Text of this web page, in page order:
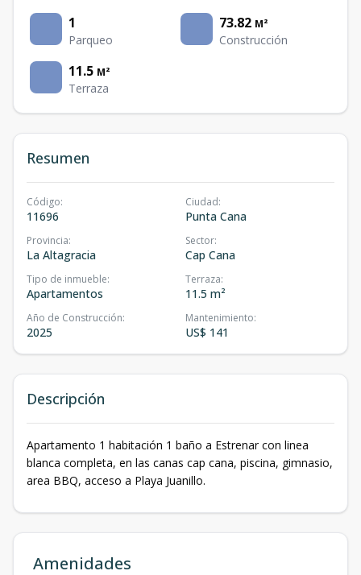
1
Parqueo
73.82 M²
Construcción
11.5 M²
Terraza
Resumen
Código:
11696
Ciudad:
Punta Cana
Provincia:
La Altagracia
Sector:
Cap Cana
Tipo de inmueble:
Apartamentos
Terraza:
11.5 m²
Año de Construcción:
2025
Mantenimiento:
US$ 141
Descripción
Apartamento 1 habitación 1 baño a Estrenar con linea
blanca completa, en las canas cap cana, piscina, gimnasio,
area BBQ, acceso a Playa Juanillo.
Amenidades